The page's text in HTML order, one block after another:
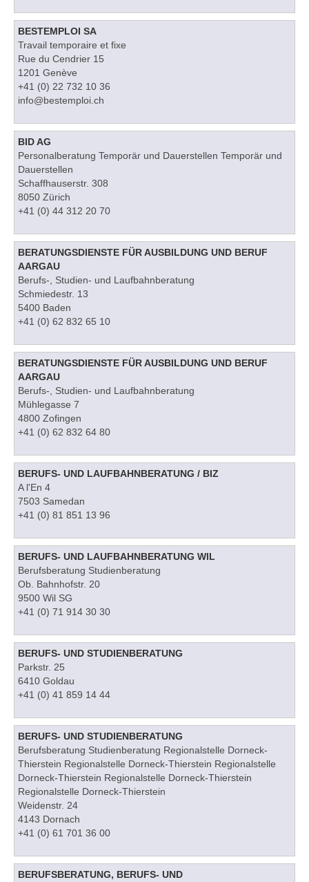
BESTEMPLOI SA
Travail temporaire et fixe
Rue du Cendrier 15
1201 Genève
+41 (0) 22 732 10 36
info@bestemploi.ch
BID AG
Personalberatung Temporär und Dauerstellen Temporär und
Dauerstellen
Schaffhauserstr. 308
8050 Zürich
+41 (0) 44 312 20 70
BERATUNGSDIENSTE FÜR AUSBILDUNG UND BERUF
AARGAU
Berufs-, Studien- und Laufbahnberatung
Schmiedestr. 13
5400 Baden
+41 (0) 62 832 65 10
BERATUNGSDIENSTE FÜR AUSBILDUNG UND BERUF
AARGAU
Berufs-, Studien- und Laufbahnberatung
Mühlegasse 7
4800 Zofingen
+41 (0) 62 832 64 80
BERUFS- UND LAUFBAHNBERATUNG / BIZ
A l'En 4
7503 Samedan
+41 (0) 81 851 13 96
BERUFS- UND LAUFBAHNBERATUNG WIL
Berufsberatung Studienberatung
Ob. Bahnhofstr. 20
9500 Wil SG
+41 (0) 71 914 30 30
BERUFS- UND STUDIENBERATUNG
Parkstr. 25
6410 Goldau
+41 (0) 41 859 14 44
BERUFS- UND STUDIENBERATUNG
Berufsberatung Studienberatung Regionalstelle Dorneck-
Thierstein Regionalstelle Dorneck-Thierstein Regionalstelle
Dorneck-Thierstein Regionalstelle Dorneck-Thierstein
Regionalstelle Dorneck-Thierstein
Weidenstr. 24
4143 Dornach
+41 (0) 61 701 36 00
BERUFSBERATUNG, BERUFS- UND